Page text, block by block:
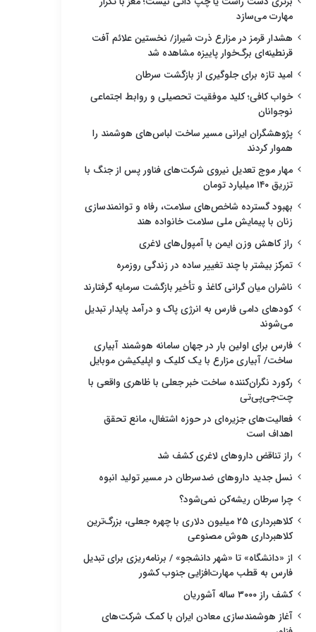
مهارت می‌سازد
هشدار قرمز در مزارع ذرت شیراز/ نخستین علائم آفت
قرنطینه‌ای برگ‌خوار پاییزه مشاهده شد
امید تازه برای جلوگیری از بازگشت سرطان
خواب کافی؛ کلید موفقیت تحصیلی و روابط اجتماعی
نوجوانان
پژوهشگران ایرانی مسیر ساخت لباس‌های هوشمند را
هموار کردند
مهار موج تعدیل نیروی شرکت‌های فناور پس از جنگ با
تزریق ۱۴۰ میلیارد تومان
بهبود گسترده شاخص‌های سلامت، رفاه و توانمندسازی
زنان با پیمایش ملی سلامت خانواده هند
راز کاهش وزن ایمن با آمپول‌های لاغری
تمرکز بیشتر با چند تغییر ساده در زندگی روزمره
ناشران میان گرانی کاغذ و تأخیر بازگشت سرمایه گرفتارند
کودهای دامی فارس به انرژی پاک و درآمد پایدار تبدیل
می‌شوند
فارس برای اولین بار در جهان سامانه هوشمند آبیاری
ساخت/ آبیاری مزارع با یک کلیک و اپلیکیشن موبایل
رکورد نگران‌کننده ساخت خبر جعلی با ظاهری واقعی با
چت‌جی‌پی‌تی
فعالیت‌های جزیره‌ای در حوزه اشتغال، مانع تحقق
اهداف است
راز تناقض داروهای لاغری کشف شد
نسل جدید داروهای ضدسرطان در مسیر تولید انبوه
چرا سرطان ریشه‌کن نمی‌شود؟
کلاهبرداری ۲۵ میلیون دلاری با چهره جعلی، بزرگ‌ترین
کلاهبرداری هوش مصنوعی
از «دانشگاه» تا «شهر دانشجو» / برنامه‌ریزی برای تبدیل
فارس به قطب مهارت‌افزایی جنوب کشور
کشف راز ۳۰۰۰ ساله آشوریان
آغاز هوشمندسازی معادن ایران با کمک شرکت‌های